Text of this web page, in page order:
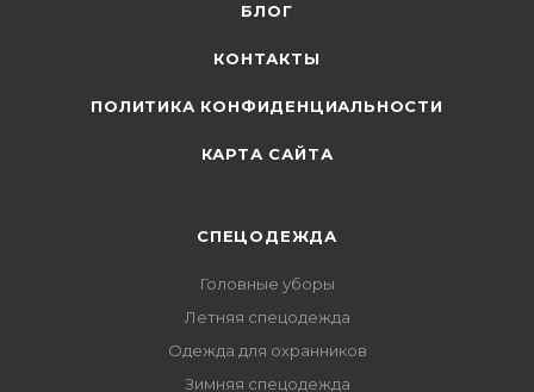
БЛОГ
КОНТАКТЫ
ПОЛИТИКА КОНФИДЕНЦИАЛЬНОСТИ
КАРТА САЙТА
СПЕЦОДЕЖДА
Головные уборы
Летняя спецодежда
Одежда для охранников
Зимняя спецодежда